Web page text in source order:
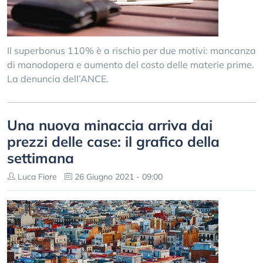
Il superbonus 110% è a rischio per due motivi: mancanza
di manodopera e aumento del costo delle materie prime.
La denuncia dell’ANCE.
Una nuova minaccia arriva dai
prezzi delle case: il grafico della
settimana
Luca Fiore 26 Giugno 2021 - 09:00